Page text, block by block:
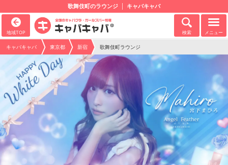
歌舞伎町のラウンジ キャバキャバ
地域TOP 検索 メニュー
キャバキャバ 東京都 新宿 歌舞伎町ラウンジ